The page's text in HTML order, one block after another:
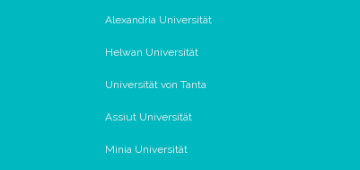
Alexandria Universität
Helwan Universität
Universität von Tanta
Assiut Universität
Minia Universität